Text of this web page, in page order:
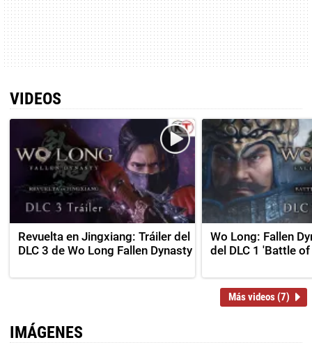
VIDEOS
Revuelta en Jingxiang: Tráiler del
DLC 3 de Wo Long Fallen Dynasty
Wo Long: Fallen
del DLC 1 'Battle
Más videos (7)
IMÁGENES